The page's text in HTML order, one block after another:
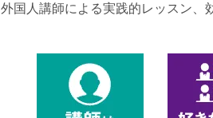
外国人講師による実践的レッスン、